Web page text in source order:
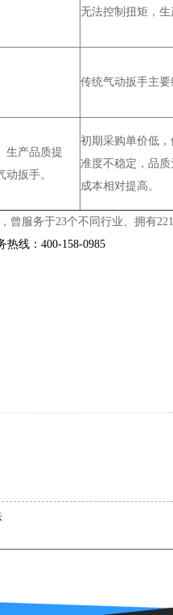
无法控制扭矩，生
传统气动扳手主
生产品质提
扳手。
初期采购单价低
准度不稳定，品质
成本相对提高。
曾服务于23个不同行业、拥有
热线： 400-158-0985